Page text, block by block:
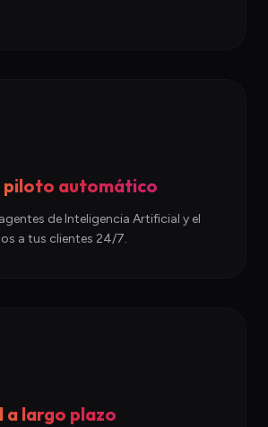
piloto automático
de Inteligencia Artificial y el
a tus clientes 24/7.
a largo plazo